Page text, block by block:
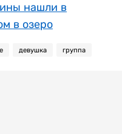
нашли в
в озеро
девушка группа